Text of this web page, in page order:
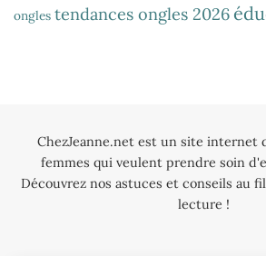
ongles tendances ongles 2026
ChezJeanne.net est un site internet
femmes qui veulent prendre soin
Découvrez nos astuces et conseils au
lecture !